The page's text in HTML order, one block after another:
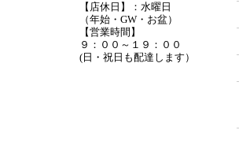
【店休日】：水曜日
（年始・GW・お盆）
【営業時間】
９：００～１９：００
(日・祝日も配達します）